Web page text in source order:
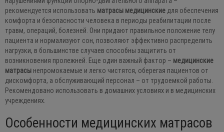
рекомендуется использовать матрасы медицинские для обеспечения
комфорта и безопасности человека в периоды реабилитации после
травм, операций, болезней. Они придают правильное положение телу
пациента и нормализуют сон, позволяют эффективно распределить
нагрузки, в большинстве случаев способны защитить от
возникновения пролежней. Еще один важный фактор – медицинские
матрасы непромокаемые и легко чистятся, оберегая пациентов от
дискомфорта, а обслуживающий персонал – от трудоемкой работы.
Рекомендовано использовать в домашних условиях и в медицинских
учреждениях.
Особенности медицинских матрасов